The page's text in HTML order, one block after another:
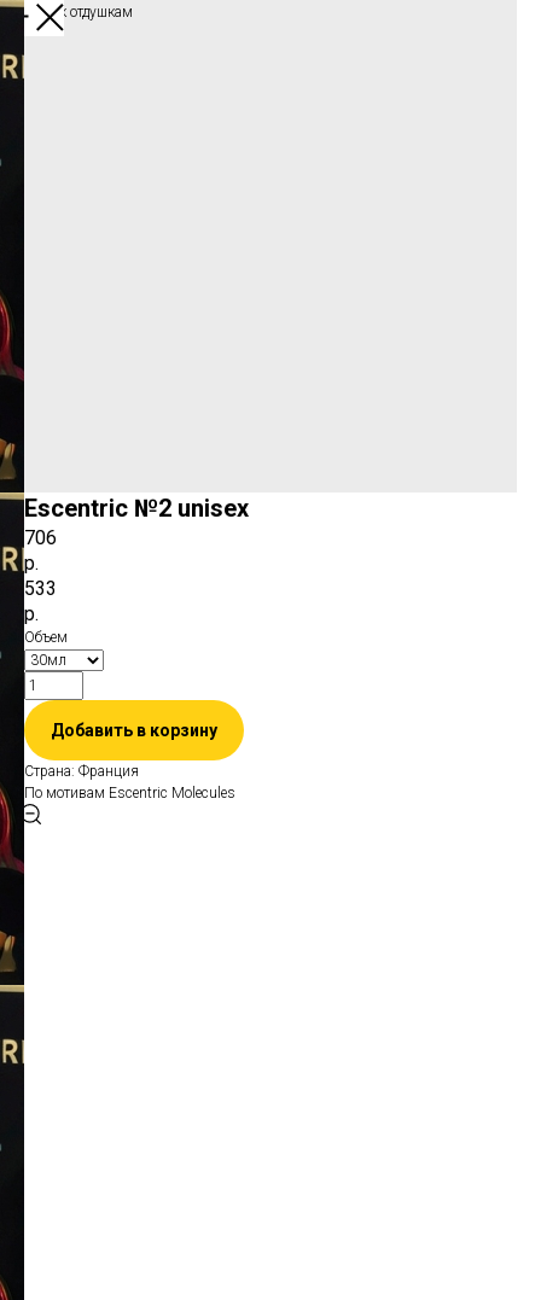
Обратно к отдушкам
Escentric №2 unisex
706
р.
533
р.
Объем
Добавить в корзину
Страна: Франция
По мотивам Escentric Molecules